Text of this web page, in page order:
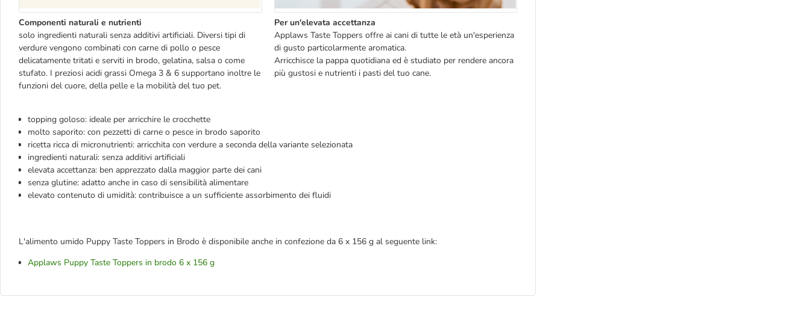
Componenti naturali e nutrienti
solo ingredienti naturali senza additivi artificiali. Diversi tipi di
verdure vengono combinati con carne di pollo o pesce
delicatamente tritati e serviti in brodo, gelatina, salsa o come
stufato. I preziosi acidi grassi Omega 3 & 6 supportano inoltre le
funzioni del cuore, della pelle e la mobilità del tuo pet.
Per un'elevata accettanza
Applaws Taste Toppers offre ai cani di tutte le età un'esperienza
di gusto particolarmente aromatica.
Arricchisce la pappa quotidiana ed è studiato per rendere ancora
più gustosi e nutrienti i pasti del tuo cane.
topping goloso: ideale per arricchire le crocchette
molto saporito: con pezzetti di carne o pesce in brodo saporito
ricetta ricca di micronutrienti: arricchita con verdure a seconda della variante selezionata
ingredienti naturali: senza additivi artificiali
elevata accettanza: ben apprezzato dalla maggior parte dei cani
senza glutine: adatto anche in caso di sensibilità alimentare
elevato contenuto di umidità: contribuisce a un sufficiente assorbimento dei fluidi
L'alimento umido Puppy Taste Toppers in Brodo è disponibile anche in confezione da 6 x 156 g al seguente link:
Applaws Puppy Taste Toppers in brodo 6 x 156 g